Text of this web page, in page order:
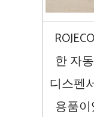
한 자
디스펜
용품